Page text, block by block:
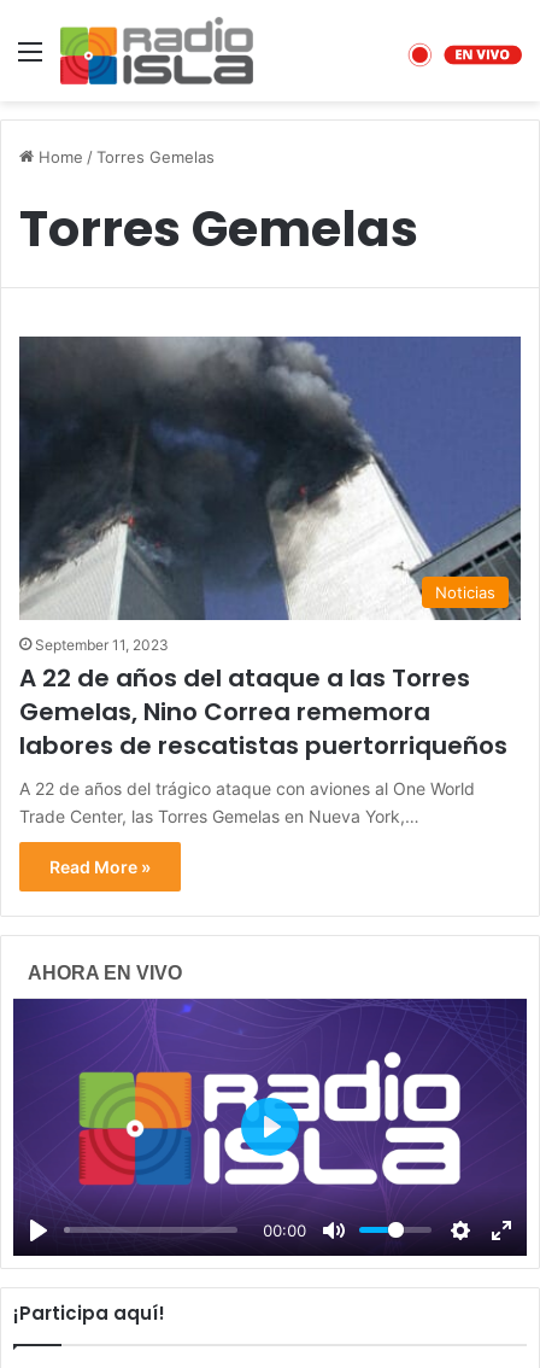
Menu
Home /Torres Gemelas
Torres Gemelas
Noticias
September 11, 2023
A 22 de años del ataque a las Torres
Gemelas, Nino Correa rememora
labores de rescatistas puertorriqueños
A 22 de años del trágico ataque con aviones al One World
Trade Center, las Torres Gemelas en Nueva York,…
Read More »
AHORA EN VIVO
00:00
P
a
y
¡Participa aquí!